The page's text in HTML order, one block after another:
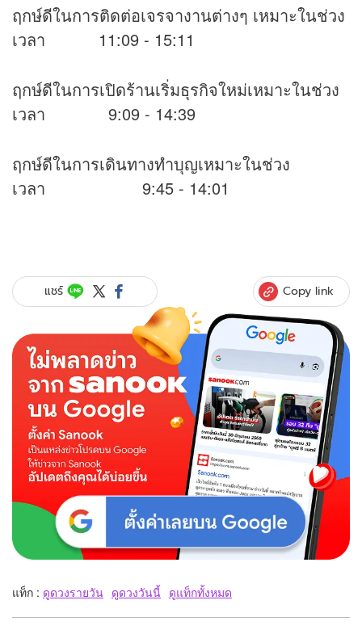
ฤกษ์ดีในการติดต่อเจรจางานต่างๆ เหมาะในช่วง
เวลา 11:09 - 15:11
ฤกษ์ดีในการเปิดร้านเริ่มธุรกิจใหม่เหมาะในช่วง
เวลา 9:09 - 14:39
ฤกษ์ดีในการเดินทางทำบุญเหมาะในช่วง
เวลา 9:45 - 14:01
แชร์ Copy link
แท็ก : ดูดวงรายวัน ดูดวงวันนี้ ดูแท็กทั้งหมด